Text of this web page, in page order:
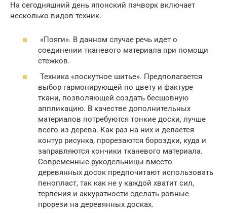
На сегодняшний день японский пэчворк включает
несколько видов техник.
«Пояги». В данном случае речь идет о
соединении тканевого материала при помощи
стежков.
Техника «лоскутное шитье». Предполагается
выбор гармонирующей по цвету и фактуре
ткани, позволяющей создать бесшовную
аппликацию. В качестве дополнительных
материалов потребуются тонкие доски, лучше
всего из дерева. Как раз на них и делается
контур рисунка, прорезаются бороздки, куда и
заправляются кончики тканевого материала.
Современные рукодельницы вместо
деревянных досок предпочитают использовать
пенопласт, так как не у каждой хватит сил,
терпения и аккуратности сделать ровные
прорези на деревянных досках.